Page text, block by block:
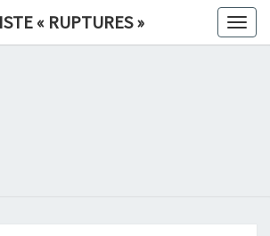
« RUPTURES »